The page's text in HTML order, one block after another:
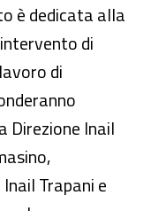
è dedicata alla
di
di
Direzione Inail
Trapani e